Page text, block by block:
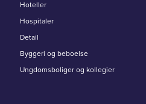
Hoteller
Hospitaler
Detail
Byggeri og beboelse
Ungdomsboliger og kollegier